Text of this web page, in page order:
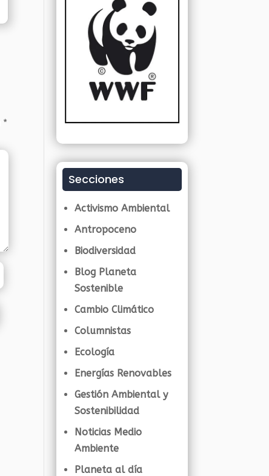
*
Secciones
Activismo Ambiental
Antropoceno
Biodiversidad
Blog Planeta
Sostenible
Cambio Climático
Columnistas
Ecología
Energías Renovables
Gestión Ambiental y
Sostenibilidad
Noticias Medio
Ambiente
Planeta al día